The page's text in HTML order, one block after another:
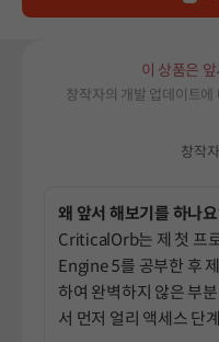
이 상품은
창작자의 개발 업데이트
창작
왜 앞서 해보기를 하나
CriticalOrb는 제 첫 프
Engine 5를 공부한 후
하여 완벽하지 않은 부
서 먼저 얼리 액세스 단